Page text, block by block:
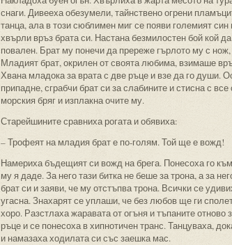
снаги. Дивееха обезумели, тайнствено огрени
танца, ала в този сюблимен миг се появи големият
хвърли връз брата си. Настана безмилостен бой кой
повален. Брат му понечи да пререже гърлото му с
Младият брат, окрилен от своята любима, взимаше
Хвана младока за врата с две ръце и взе да го души.
припадне, сграбчи брат си за слабините и стисна с
морския бряг и изплакна очите му.
Старейшините сравниха рогата и обявиха:
– Трофеят на младия брат е по-голям. Той ще е вожд!
Намериха бъдещият си вожд на брега. Понесоха го
му я даде. За него тази битка не беше за трона, а за
брат си и заяви, че му отстъпва трона. Всички се
угасна. Знахарят се уплаши, че без любов ще ги
хоро. Разстлаха жаравата от огъня и тъпаните
ръце и се понесоха в хипнотичен транс. Танцуваха,
и намазаха ходилата си със заешка мас.